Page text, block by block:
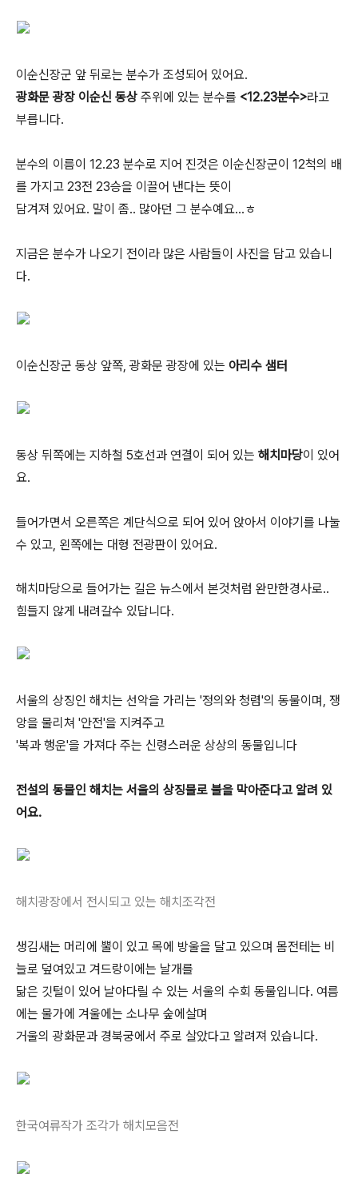
이순신장군 앞 뒤로는 분수가 조성되어 있어요.
광화문 광장 이순신 동상 주위에 있는 분수를 <12.23분수>라고
부릅니다.
분수의 이름이 12.23 분수로 지어 진것은 이순신장군이 12척의 배
를 가지고 23전 23승을 이끌어 낸다는 뜻이
담겨져 있어요. 말이 좀.. 많아던 그 분수예요...ㅎ
지금은 분수가 나오기 전이라 많은 사람들이 사진을 담고 있습니
다.
이순신장군 동상 앞쪽, 광화문 광장에 있는 아리수 샘터
동상 뒤쪽에는 지하철 5호선과 연결이 되어 있는 해치마당이 있어
요.
들어가면서 오른쪽은 계단식으로 되어 있어 앉아서 이야기를 나눌
수 있고, 왼쪽에는 대형 전광판이 있어요.
해치마당으로 들어가는 길은 뉴스에서 본것처럼 완만한경사로..
힘들지 않게 내려갈수 있답니다.
서울의 상징인 해치는 선악을 가리는 '정의와 청렴'의 동물이며, 쟁
앙을 물리쳐 '안전'을 지켜주고
'복과 행운'을 가져다 주는 신령스러운 상상의 동물입니다
전설의 동물인 해치는 서울의 상징물로 불을 막아준다고 알려 있
어요.
해치광장에서 전시되고 있는 해치조각전
생김새는 머리에 뿔이 있고 목에 방울을 달고 있으며 몸전테는 비
늘로 덮여있고 겨드랑이에는 날개를
닮은 깃털이 있어 날아다릴 수 있는 서울의 수회 동물입니다. 여름
에는 물가에 겨울에는 소나무 숲에살며
거울의 광화문과 경북궁에서 주로 살았다고 알려져 있습니다.
한국여류작가 조각가 해치모음전